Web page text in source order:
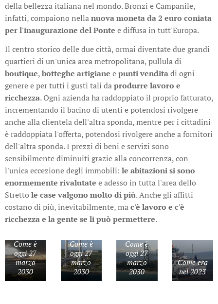
della bellezza italiana nel mondo. Bronzi e Campanile,
infatti, compaiono nellanuova moneta da 2 euro coniata
per l'inaugurazione del Ponte e diffusa in tutt'Europa.
Il centro storico delle due città, ormai diventate due grandi
quartieri di un'unica area metropolitana, pullula di
boutique,botteghe artigiane epunti venditadi ogni
genere e per tutti i gusti tali daprodurre lavoro e
ricchezza. Ogni azienda ha raddoppiato il proprio fatturato,
incrementando il bacino di utenti e potendosi rivolgere
anche alla clientela dell'altra sponda, mentre per i cittadini
è raddoppiata l'offerta, potendosi rivolgere anche a fornitori
dell'altra sponda. I prezzi di beni e servizi sono
sensibilmente diminuiti grazie alla concorrenza, con
l'unica eccezione degli immobili: le abitazioni si sono
enormemente rivalutate e adesso in tutta l'area dello
Stretto le case valgono molto di più. Anche gli affitti
costano di più, inevitabilmente, mac'è lavoro e c'è
ricchezza e la gente se li può permettere.
Come è
oggi 27
marzo
2030
Come è
oggi 27
marzo
2030
Come è
oggi 27
marzo
2030
Come era
nel 2023